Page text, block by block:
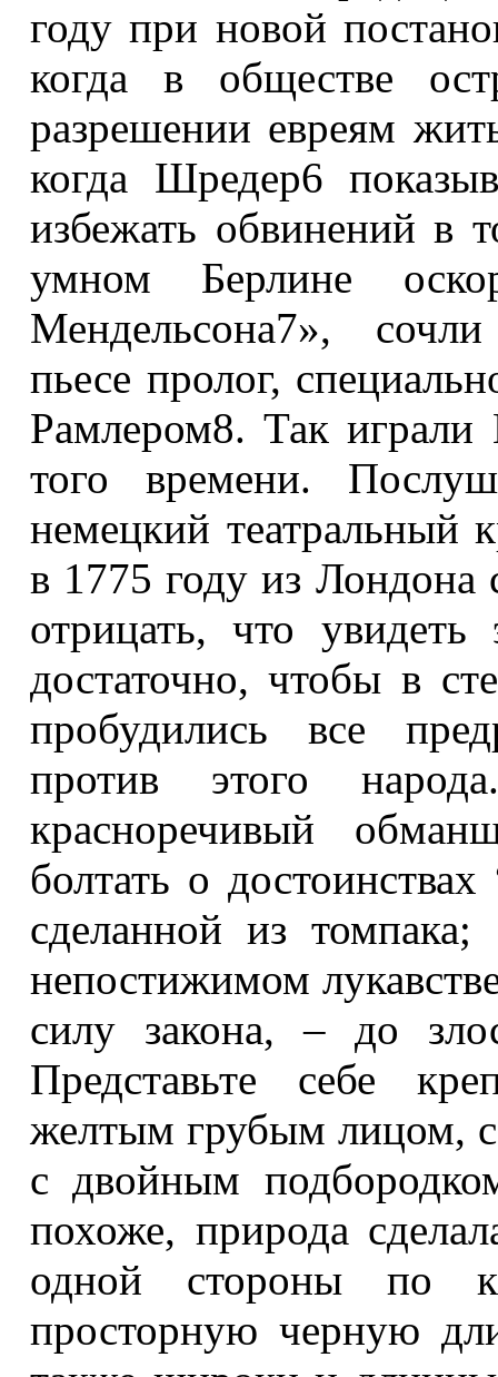
году при новой
когда в обществе
разрешении евреям
когда Шредер6
избежать обвинений в
умном Берлине
Мендельсона7»,
пьесе пролог,
Рамлером8. Так
того времени.
немецкий театральный
в 1775 году из Лондона
отрицать, что
достаточно, чтобы в
пробудились все
против этого
красноречивый
болтать о
сделанной из
непостижимом
силу закона, – до
Представьте себе
желтым грубым лицом,
с двойным
похоже, природа
одной стороны по
просторную черную